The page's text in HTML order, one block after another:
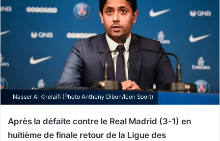
Nasser Al Khelaifi (Photo Anthony Dibon/Icon Sport)
Après la défaite contre le Real Madrid (3-1) en
huitième de finale retour de la Ligue des